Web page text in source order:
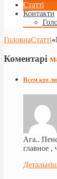
Статті
Контакти
ГоловнаСтатті
Коментарі
Всем кто
Ага..
главное ,